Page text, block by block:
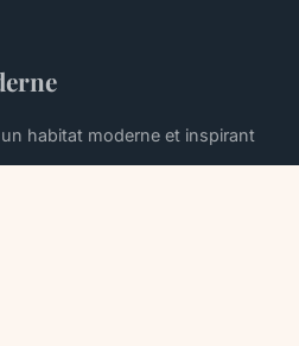
habitat moderne et inspirant